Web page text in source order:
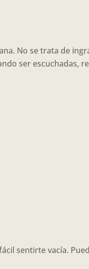
No se trata de
ser escuchadas,
sentirte vacía.